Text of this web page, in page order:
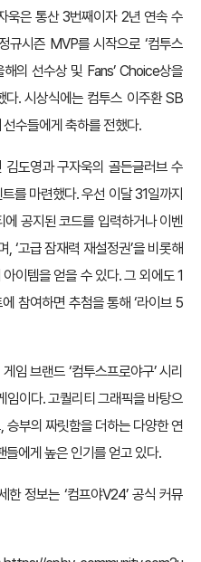
욱은 통산 3번째이자 2년 연속 수
규시즌 MVP를 시작으로 ‘컴투스
의 선수상 및 Fans’ Choice상을
다. 시상식에는 컴투스 이주환 SB
수들에게 축하를 전했다.
도영과 구자욱의 골든글러브 수
를 마련했다. 우선 이달 31일까지
공지된 코드를 입력하거나 이벤
‘고급 잠재력 재설정권’을 비롯해
이템을 얻을 수 있다. 그 외에도 1
참여하면 추첨을 통해 ‘라이브 5
임 브랜드 ‘컴투스프로야구’ 시리
임이다. 고퀄리티 그래픽을 바탕으
부의 짜릿함을 더하는 다양한 연
에게 높은 인기를 얻고 있다.
정보는 ‘컴프야V24’ 공식 커뮤